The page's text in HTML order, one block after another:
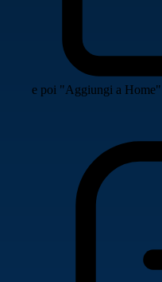
e poi "Aggiungi a Home"